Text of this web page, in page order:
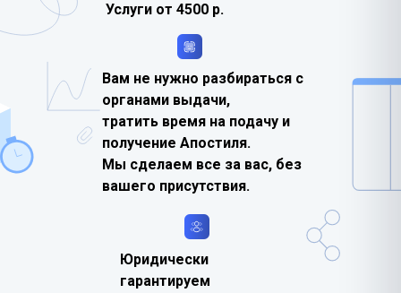
Услуги от 4500 р.
Вам не нужно разбираться с
органами выдачи,
тратить время на подачу и
получение Апостиля.
Мы сделаем все за вас, без
вашего присутствия.
Юридически
гарантируем